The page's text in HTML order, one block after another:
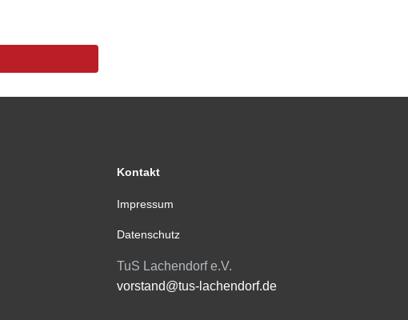
Kontakt
Impressum
Datenschutz
TuS Lachendorf e.V.
vorstand@tus-lachendorf.de